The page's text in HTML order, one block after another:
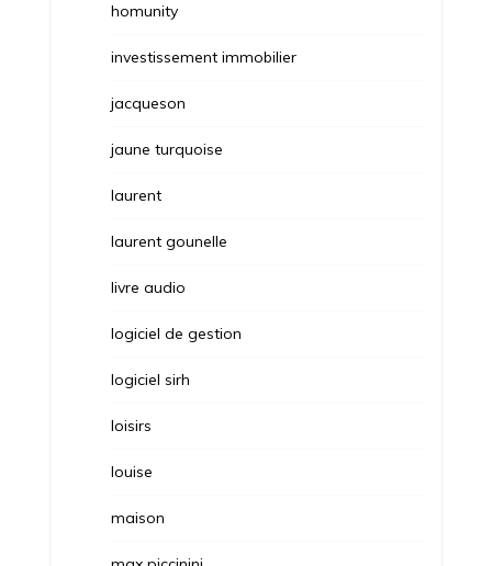
homunity
investissement immobilier
jacqueson
jaune turquoise
laurent
laurent gounelle
livre audio
logiciel de gestion
logiciel sirh
loisirs
louise
maison